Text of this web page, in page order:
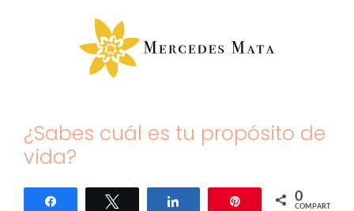
¿Sabes cuál es tu propósito de
vida?
Compartir Twittear Compartir 0
COMPARTIR